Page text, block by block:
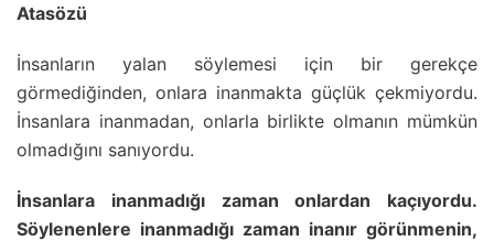
Atasözü
İnsanların yalan söylemesi için bir gerekçe
görmediğinden, onlara inanmakta güçlük çekmiyordu.
İnsanlara inanmadan, onlarla birlikte olmanın mümkün
olmadığını sanıyordu.
İnsanlara inanmadığı zaman onlardan kaçıyordu.
Söylenenlere inanmadığı zaman inanır görünmenin,